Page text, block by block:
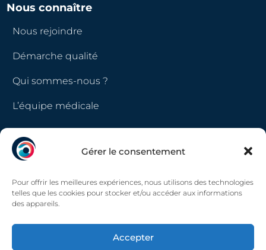
Gérer le consentement
Pour offrir les meilleures expériences, nous utilisons des technologies
telles que les cookies pour stocker et/ou accéder aux informations
des appareils.
Accepter
Nous connaître
Nous rejoindre
Démarche qualité
Qui sommes-nous ?
L’équipe médicale
LinkedIn
Politique de confidentialité